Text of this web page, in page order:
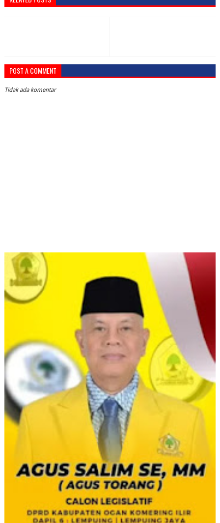
POST A COMMENT
Tidak ada komentar